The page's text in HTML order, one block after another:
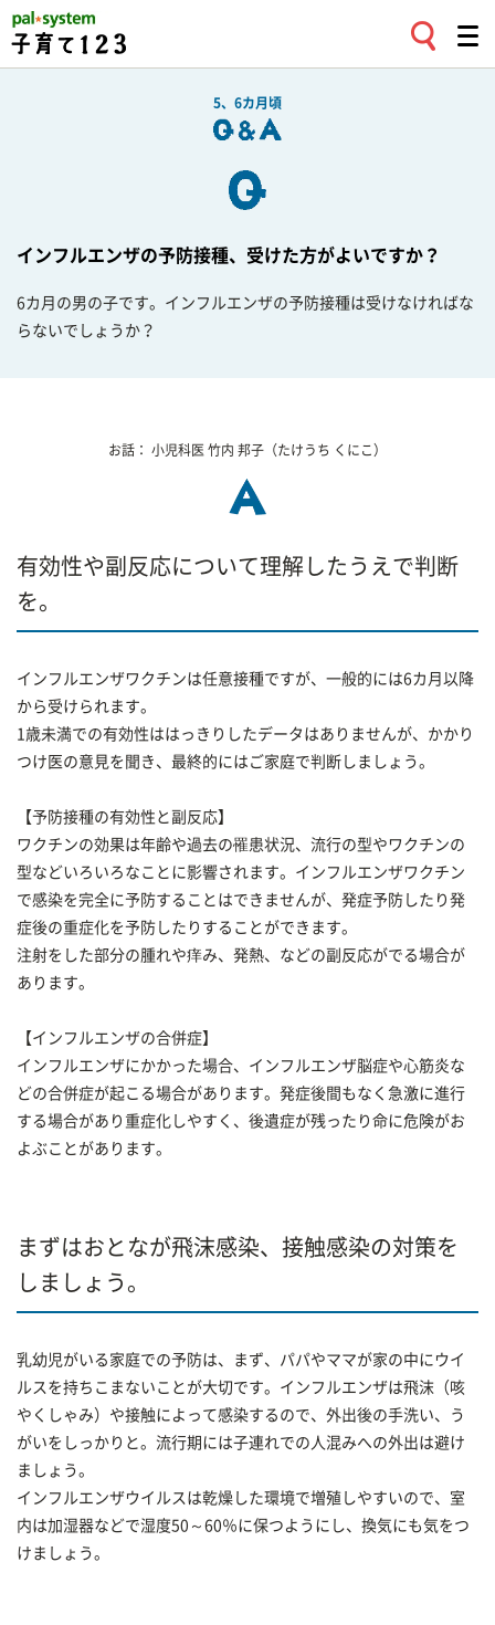
5、6カ月頃
インフルエンザの予防接種、受けた方がよいですか？
6カ月の男の子です。インフルエンザの予防接種は受けなければな
らないでしょうか？
お話： 小児科医 竹内 邦子 （たけうち くにこ）
有効性や副反応について理解したうえで判断
を。
インフルエンザワクチンは任意接種ですが、一般的には6カ月以降
から受けられます。
1歳未満での有効性ははっきりしたデータはありませんが、かかり
つけ医の意見を聞き、最終的にはご家庭で判断しましょう。
【予防接種の有効性と副反応】
ワクチンの効果は年齢や過去の罹患状況、流行の型やワクチンの
型などいろいろなことに影響されます。インフルエンザワクチン
で感染を完全に予防することはできませんが、発症予防したり発
症後の重症化を予防したりすることができます。
注射をした部分の腫れや痒み、発熱、などの副反応がでる場合が
あります。
【インフルエンザの合併症】
インフルエンザにかかった場合、インフルエンザ脳症や心筋炎な
どの合併症が起こる場合があります。発症後間もなく急激に進行
する場合があり重症化しやすく、後遺症が残ったり命に危険がお
よぶことがあります。
まずはおとなが飛沫感染、接触感染の対策を
しましょう。
乳幼児がいる家庭での予防は、まず、パパやママが家の中にウイ
ルスを持ちこまないことが大切です。インフルエンザは飛沫（咳
やくしゃみ）や接触によって感染するので、外出後の手洗い、う
がいをしっかりと。流行期には子連れでの人混みへの外出は避け
ましょう。
インフルエンザウイルスは乾燥した環境で増殖しやすいので、室
内は加湿器などで湿度50～60％に保つようにし、換気にも気をつ
けましょう。